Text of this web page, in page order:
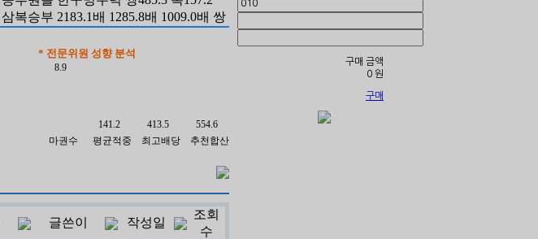
삼복승부 2183.1배 1285.8배 1009.0배 쌍
한방에쌍,복,삼복모두적중~쌍652.2 복1
62.0 삼복163.6
* 전문위원 성향 분석
8.9
마권수
141.2
평균적중
413.5
최고배당
554.6
추천합산
글쓴이 작성일
조회
수
구매 금액
0 원
구매